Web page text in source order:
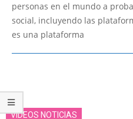
personas en el mundo a
social, incluyendo las
es una plataforma
VIDEOS NOTICIAS